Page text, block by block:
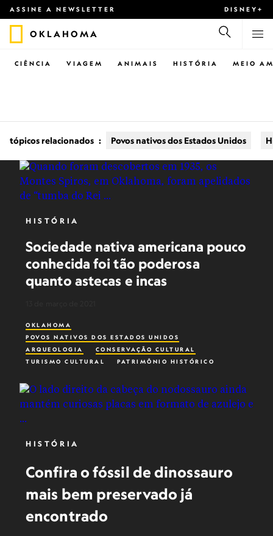
ASSINE A NEWSLETTER DISNEY+
OKLAHOMA
CIÊNCIA VIAGEM ANIMAIS HISTÓRIA MEIO
tópicos relacionados : Povos nativos dos Estados Unidos
HISTÓRIA
Sociedade nativa americana pouco
conhecida foi tão poderosa
quanto astecas e incas
OKLAHOMA
POVOS NATIVOS DOS ESTADOS UNIDOS
ARQUEOLOGIA
CONSERVAÇÃO CULTURAL
TURISMO CULTURAL
PATRIMÔNIO HISTÓRICO
HISTÓRIA
Confira o fóssil de dinossauro
mais bem preservado já
encontrado